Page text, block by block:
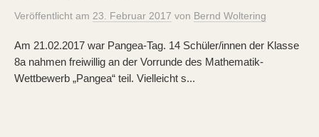
Veröffentlicht am 23. Februar 2017 von Bernd Woltering
Am 21.02.2017 war Pangea-Tag. 14 Schüler/innen der Klasse
8a nahmen freiwillig an der Vorrunde des Mathematik-
Wettbewerb „Pangea“ teil. Vielleicht s...